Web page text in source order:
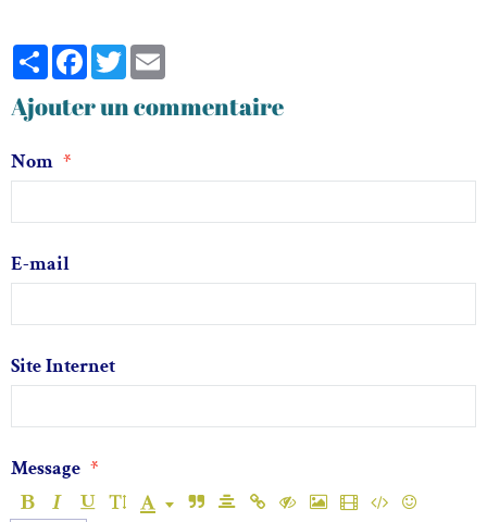
PartagerFacebook
Twitter
Ajouter un commentaire
Nom
E-mail
Site Internet
Message